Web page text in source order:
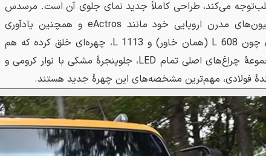
چیزی که در اکسلو ۲۰۲۵ جلب‌توجه می‌کند، طراحی کاملاً جدید نمای جلوی آن است. مرسدس
بنز با الهام از زبان طراحی کامیون‌های مدرن اروپایی خود مانند eActros و همچنین یادآوری
مدل‌های کلاسیک و خاطره‌انگیزی چون L 608 (همان خاور) و L 1113، چهره‌ای خلق کرده که هم
آینده‌نگر و هم بااصالت است. مجموعهٔ چراغ‌های اصلی تمام LED، جلوپنجرهٔ مشکی با نوار کرومی و
فولادی، مهم‌ترین مشخصه‌های این چهرهٔ جدید هستند.